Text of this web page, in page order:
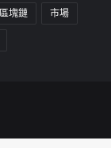
區塊鏈 市場